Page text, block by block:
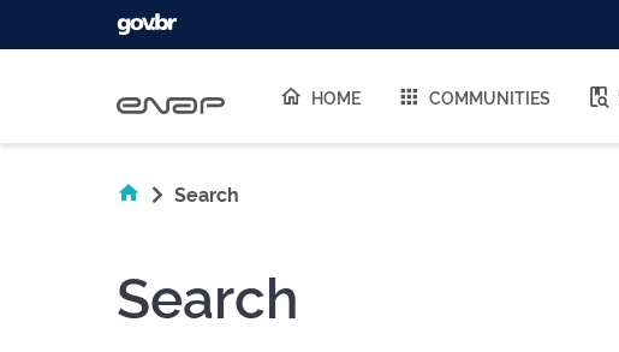
HOME COMMUNITIES
Search
Search